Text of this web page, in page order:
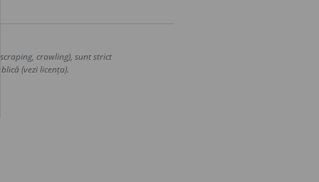
crawling), sunt strict
(vezi licența).